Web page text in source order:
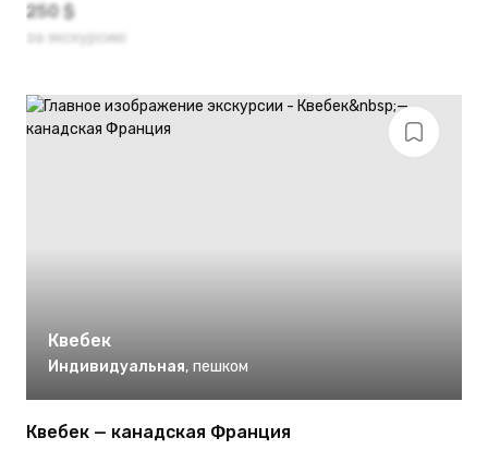
250 $
за экскурсию
Квебек
Индивидуальная, пешком
Квебек — канадская Франция